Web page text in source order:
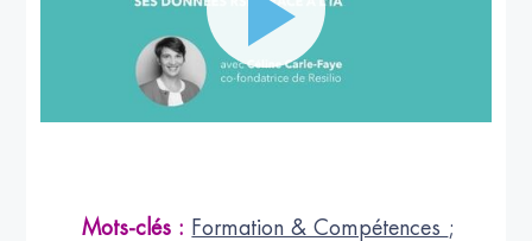
Mots-clés : Formation & Compétences ;